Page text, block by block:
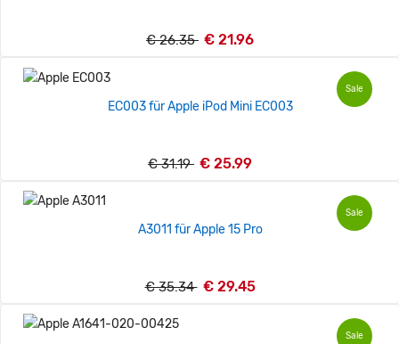
€ 26.35 € 21.96
Sale
EC003 für Apple iPod Mini EC003
€ 31.19 € 25.99
Sale
A3011 für Apple 15 Pro
€ 35.34 € 29.45
Sale